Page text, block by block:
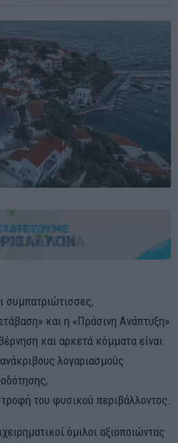
συμπατριώτισσες,
και η «Πράσινη Ανάπτυξη»
και αρκετά κόμματα είναι
λογαριασμούς
του φυσικού περιβάλλοντος.
όμιλοι αξιοποιώντας